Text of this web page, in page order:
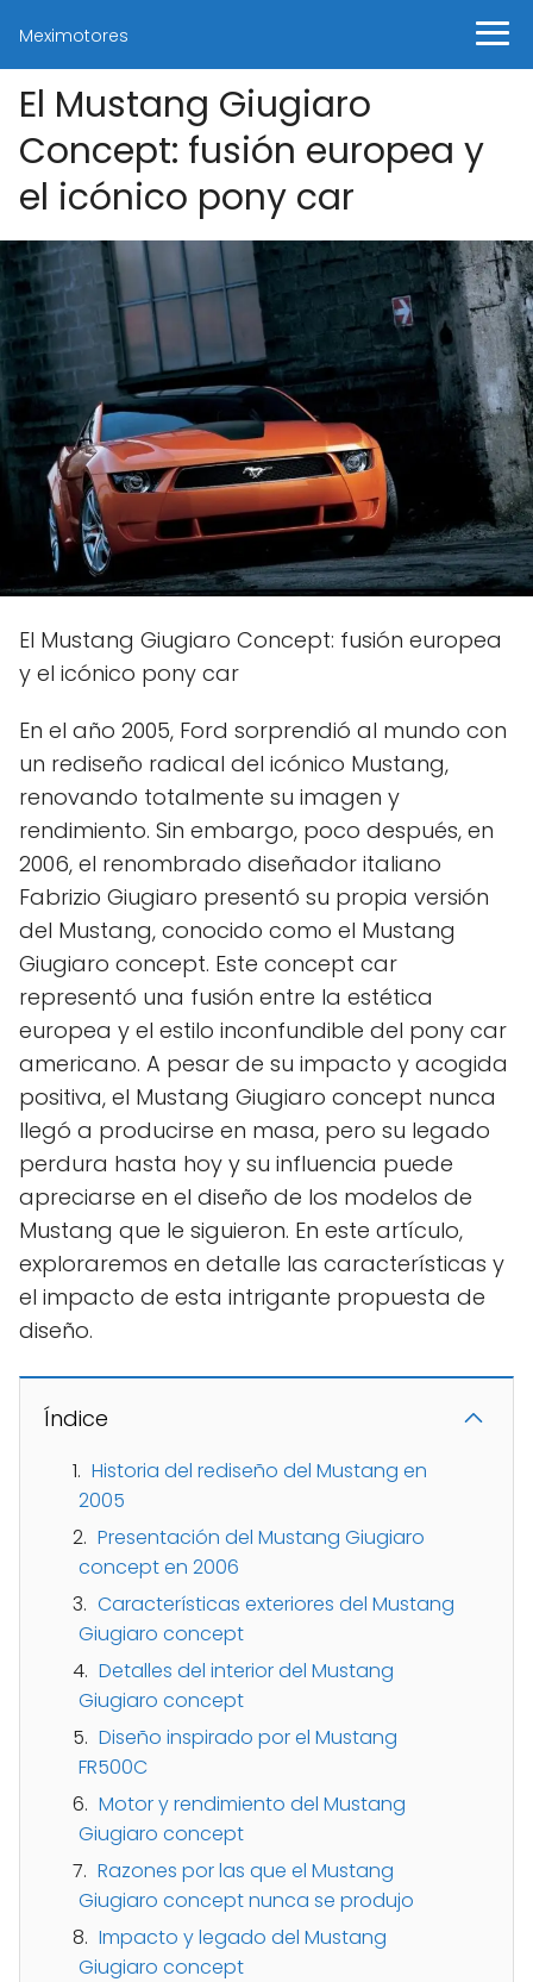
Meximotores
El Mustang Giugiaro
Concept: fusión europea y
el icónico pony car
El Mustang Giugiaro Concept: fusión europea
y el icónico pony car
En el año 2005, Ford sorprendió al mundo con
un rediseño radical del icónico Mustang,
renovando totalmente su imagen y
rendimiento. Sin embargo, poco después, en
2006, el renombrado diseñador italiano
Fabrizio Giugiaro presentó su propia versión
del Mustang, conocido como el Mustang
Giugiaro concept. Este concept car
representó una fusión entre la estética
europea y el estilo inconfundible del pony car
americano. A pesar de su impacto y acogida
positiva, el Mustang Giugiaro concept nunca
llegó a producirse en masa, pero su legado
perdura hasta hoy y su influencia puede
apreciarse en el diseño de los modelos de
Mustang que le siguieron. En este artículo,
exploraremos en detalle las características y
el impacto de esta intrigante propuesta de
diseño.
Índice
Historia del rediseño del Mustang en
2005
Presentación del Mustang Giugiaro
concept en 2006
Características exteriores del Mustang
Giugiaro concept
Detalles del interior del Mustang
Giugiaro concept
Diseño inspirado por el Mustang
FR500C
Motor y rendimiento del Mustang
Giugiaro concept
Razones por las que el Mustang
Giugiaro concept nunca se produjo
Impacto y legado del Mustang
Giugiaro concept